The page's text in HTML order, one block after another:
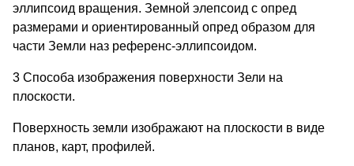
эллипсоид вращения. Земной элепсоид с опред
размерами и ориентированный опред образом для
части Земли наз референс-эллипсоидом.
3 Способа изображения поверхности Зели на
плоскости.
Поверхность земли изображают на плоскости в виде
планов, карт, профилей.